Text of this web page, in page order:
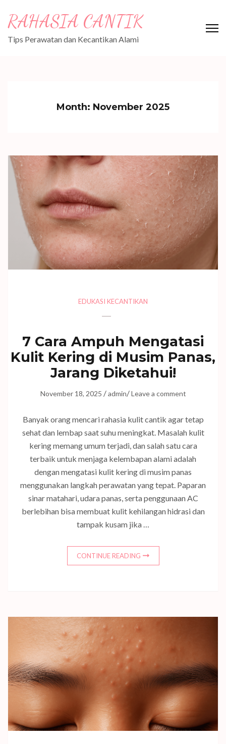
content
(Press
RAHASIA CANTIK
Tips Perawatan dan Kecantikan Alami
Month: November 2025
EDUKASI KECANTIKAN
7 Cara Ampuh Mengatasi
Kulit Kering di Musim Panas,
Jarang Diketahui!
November 18, 2025 /admin/Leave a comment
Banyak orang mencari rahasia kulit cantik agar tetap
sehat dan lembap saat suhu meningkat. Masalah kulit
kering memang umum terjadi, dan salah satu cara
terbaik untuk menjaga kelembapan alami adalah
dengan mengatasi kulit kering di musim panas
menggunakan langkah perawatan yang tepat. Paparan
sinar matahari, udara panas, serta penggunaan AC
berlebihan bisa membuat kulit kehilangan hidrasi dan
tampak kusam jika …
CONTINUE READING